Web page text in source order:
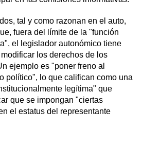
tal y como razonan en el auto,
fuera del límite de la "función
el legislador autonómico tiene
los derechos de los
ejemplo es "poner freno al
político", lo que califican como una
legítima" que
que se impongan "ciertas
el estatus del representante